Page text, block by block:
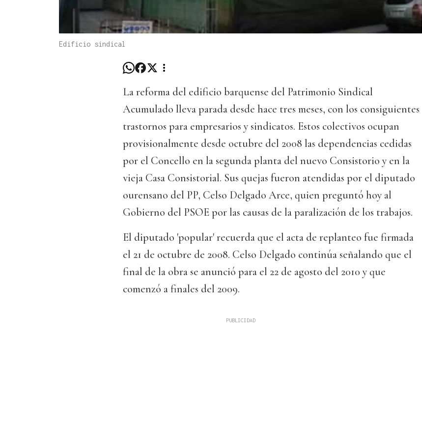
Edificio sindical
La reforma del edificio barquense del Patrimonio Sindical
Acumulado lleva parada desde hace tres meses, con los consiguientes
trastornos para empresarios y sindicatos. Estos colectivos ocupan
provisionalmente desde octubre del 2008 las dependencias cedidas
por el Concello en la segunda planta del nuevo Consistorio y en la
vieja Casa Consistorial. Sus quejas fueron atendidas por el diputado
ourensano del PP, Celso Delgado Arce, quien preguntó hoy al
Gobierno del PSOE por las causas de la paralización de los trabajos.
El diputado 'popular' recuerda que el acta de replanteo fue firmada
el 21 de octubre de 2008. Celso Delgado continúa señalando que el
final de la obra se anunció para el 22 de agosto del 2010 y que
comenzó a finales del 2009.